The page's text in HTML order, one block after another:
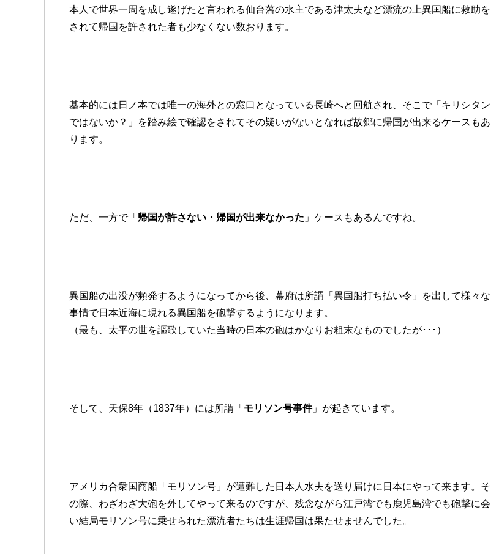
本人で世界一周を成し遂げたと言われる仙台藩の水主である津太夫など漂流の上異国船に救助を
されて帰国を許された者も少なくない数おります。
基本的には日ノ本では唯一の海外との窓口となっている長崎へと回航され、そこで「キリシタン
ではないか？」を踏み絵で確認をされてその疑いがないとなれば故郷に帰国が出来るケースもあ
ります。
ただ、一方で「 帰国が許さない・帰国が出来なかった 」ケースもあるんですね。
異国船の出没が頻発するようになってから後、幕府は所謂「異国船打ち払い令」を出して様々な
事情で日本近海に現れる異国船を砲撃するようになります。
（最も、太平の世を謳歌していた当時の日本の砲はかなりお粗末なものでしたが･･･）
そして、天保8年（1837年）には所謂「 モリソン号事件」が起きています。
アメリカ合衆国商船「モリソン号」が遭難した日本人水夫を送り届けに日本にやって来ます。そ
の際、わざわざ大砲を外してやって来るのですが、残念ながら江戸湾でも鹿児島湾でも砲撃に会
い結局モリソン号に乗せられた漂流者たちは生涯帰国は果たせませんでした。